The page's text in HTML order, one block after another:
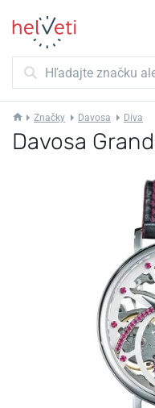
Značky Davosa Diva
Davosa